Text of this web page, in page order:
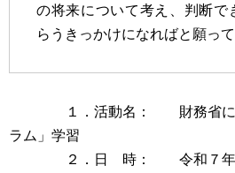
の将来について考え、判断で
らうきっかけになればと願って
１．活動名： 財務省によ
ラム」学習
２．日 時： 令和７年１